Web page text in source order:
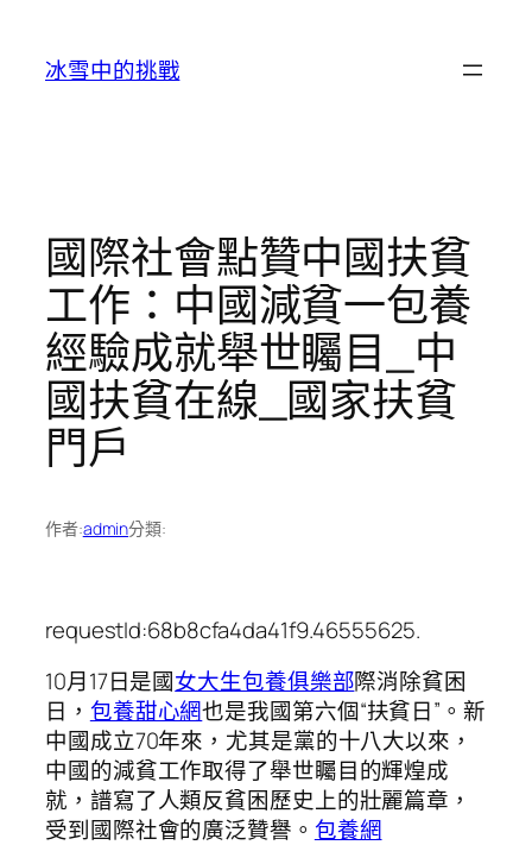
冰雪中的挑戰
國際社會點贊中國扶貧
工作：中國減貧一包養
經驗成就舉世矚目_中
國扶貧在線_國家扶貧
門戶
作者:admin分類:
requestId:68b8cfa4da41f9.46555625.
10月17日是國女大生包養俱樂部際消除貧困
日， 包養甜心網也是我國第六個“扶貧日”。新
中國成立70年來，尤其是黨的十八大以來，
中國的減貧工作取得了舉世矚目的輝煌成
就，譜寫了人類反貧困歷史上的壯麗篇章，
受到國際社會的廣泛贊譽。 包養網